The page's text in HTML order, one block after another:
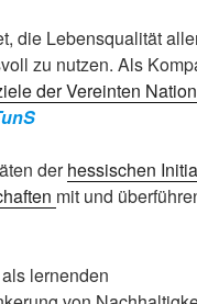
die Lebensqualität
zu nutzen. Als
der Vereinten
derhessischen
mit und
lernenden